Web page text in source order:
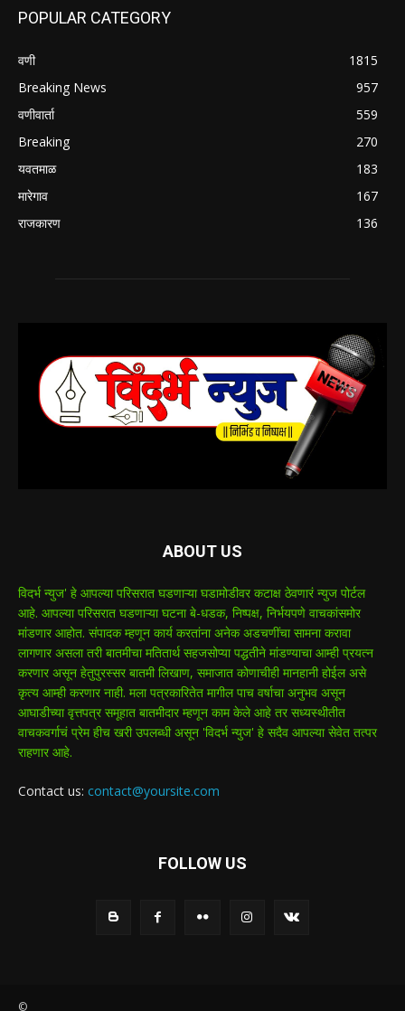
POPULAR CATEGORY
वणी
1815
Breaking News
957
वणीवार्ता
559
Breaking
270
यवतमाळ
183
मारेगाव
167
राजकारण
136
ABOUT US
विदर्भ न्युज' हे आपल्या परिसरात घडणाऱ्या घडामोडीवर कटाक्ष ठेवणारं न्युज पोर्टल
आहे. आपल्या परिसरात घडणाऱ्या घटना बे-धडक, निष्पक्ष, निर्भयपणे वाचकांसमोर
मांडणार आहोत. संपादक म्हणून कार्य करतांना अनेक अडचणींचा सामना करावा
लागणार असला तरी बातमीचा मतितार्थ सहजसोप्या पद्धतीने मांडण्याचा आम्ही प्रयत्न
करणार असून हेतुपुरस्सर बातमी लिखाण, समाजात कोणाचीही मानहानी होईल असे
कृत्य आम्ही करणार नाही. मला पत्रकारितेत मागील पाच वर्षाचा अनुभव असून
आघाडीच्या वृत्तपत्र समूहात बातमीदार म्हणून काम केले आहे तर सध्यस्थीतीत
वाचकवर्गाचं प्रेम हीच खरी उपलब्धी असून 'विदर्भ न्युज' हे सदैव आपल्या सेवेत तत्पर
राहणार आहे.
Contact us: contact@yoursite.com
FOLLOW US
©